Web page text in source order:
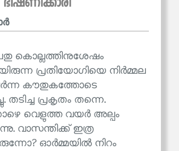
കൊല്ലത്തിനുശേഷം
പ്രതിയോഗിയെ നിർമ്മല
കൗതുകത്തോടെ
തടിച്ച പ്രകൃതം തന്നെ.
വെളുത്ത വയർ അല്പം
വാസന്തിക്ക് ഇത്ര
ഓർമ്മയിൽ നിറം